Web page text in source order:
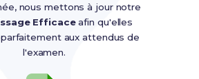
nous mettons à jour notre
Efficaceafin qu'elles
aux attendus de
l'examen.